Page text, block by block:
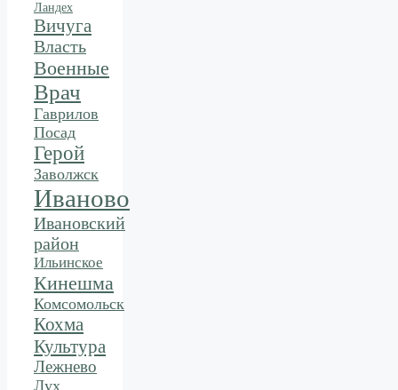
Ландех
Вичуга
Власть
Военные
Врач
Гаврилов
Посад
Герой
Заволжск
Иваново
Ивановский
район
Ильинское
Кинешма
Комсомольск
Кохма
Культура
Лежнево
Лух